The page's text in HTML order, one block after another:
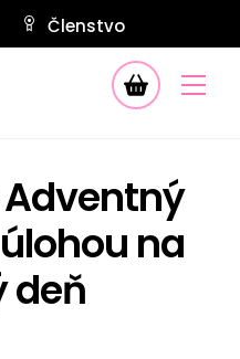
Členstvo
Košík
Adventný
na
deň